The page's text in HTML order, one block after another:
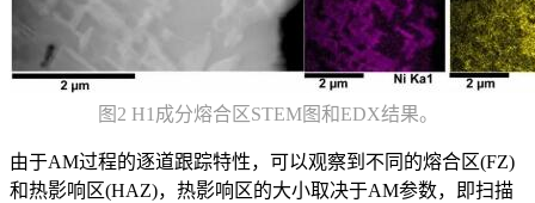
图2 H1成分熔合区STEM图和EDX结果。
由于AM过程的逐道跟踪特性，可以观察到不同的熔合区(FZ)
和热影响区(HAZ)，热影响区的大小取决于AM参数，即扫描